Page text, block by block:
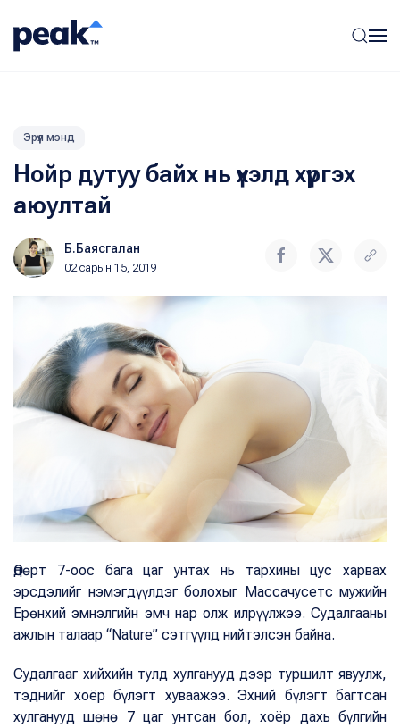
Эрүүл мэнд
Нойр дутуу байх нь үхэлд хүргэх
аюултай
Б.Баясгалан
02 сарын 15, 2019
Өдөрт 7-оос бага цаг унтах нь тархины цус харвах
эрсдэлийг нэмэгдүүлдэг болохыг Массачусетс мужийн
Ерөнхий эмнэлгийн эмч нар олж илрүүлжээ. Судалгааны
ажлын талаар “Nature” сэтгүүлд нийтэлсэн байна.
Судалгааг хийхийн тулд хулганууд дээр туршилт явуулж,
тэднийг хоёр бүлэгт хуваажээ. Эхний бүлэгт багтсан
хулганууд шөнө 7 цаг унтсан бол, хоёр дахь бүлгийн